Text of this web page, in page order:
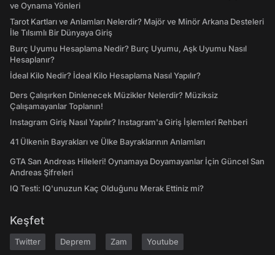
ve Oynama Yönleri
Tarot Kartları ve Anlamları Nelerdir? Majör ve Minör Arkana Desteleri
İle Tılsımlı Bir Dünyaya Giriş
Burç Uyumu Hesaplama Nedir? Burç Uyumu, Aşk Uyumu Nasıl
Hesaplanır?
İdeal Kilo Nedir? İdeal Kilo Hesaplama Nasıl Yapılır?
Ders Çalışırken Dinlenecek Müzikler Nelerdir? Müziksiz
Çalışamayanlar Toplanın!
Instagram Giriş Nasıl Yapılır? Instagram'a Giriş İşlemleri Rehberi
41 Ülkenin Bayrakları ve Ülke Bayraklarının Anlamları
GTA San Andreas Hileleri! Oynamaya Doyamayanlar İçin Güncel San
Andreas Şifreleri
IQ Testi: IQ'unuzun Kaç Olduğunu Merak Ettiniz mi?
Keşfet
Twitter Deprem Zam Youtube